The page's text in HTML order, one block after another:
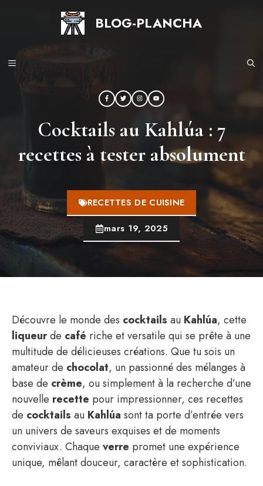
BLOG-PLANCHA
MENU
Cocktails au Kahlúa : 7
recettes à tester absolument
RECETTES DE CUISINE
mars 19, 2025
Découvre le monde des cocktails au Kahlúa, cette
liqueurde café riche et versatile qui se prête à une
multitude de délicieuses créations. Que tu sois un
amateur de chocolat, un passionné des mélanges à
base de crème, ou simplement à la recherche d’une
nouvelle recette pour impressionner, ces recettes
de cocktails au Kahlúa sont ta porte d’entrée vers
un univers de saveurs exquises et de moments
conviviaux. Chaque verre promet une expérience
unique, mêlant douceur, caractère et sophistication.